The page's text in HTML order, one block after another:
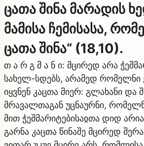
ცათა შინა მარადის
მამისა ჩემისასა,
ცათა შინა“ (18,10).
თ ა რ გ მ ა ნ ი: მცირედ არა
სახელ-სდებს, არამედ რომელნი
იყვნენ კაცთა მიერ: გლახანი და
მრავალთაგან უცნაურნი,
მით ჭეშმარიტებისაჲთა დიდ
გარნა კაცთა წინაშე მცირედ